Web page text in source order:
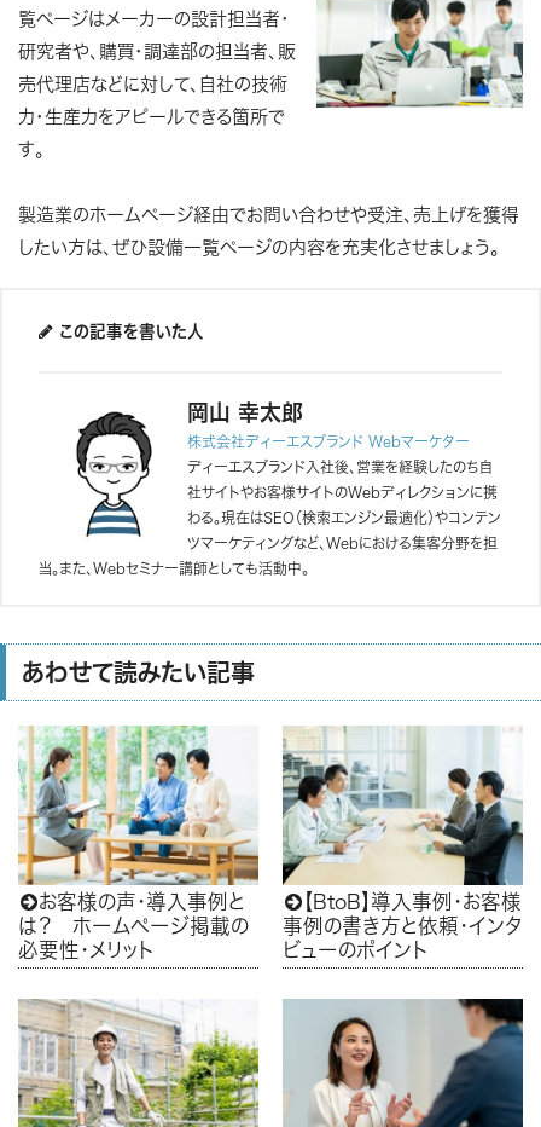
覧ページはメーカーの設計担当者・
研究者や、購買・調達部の担当者、販
売代理店などに対して、自社の技術
力・生産力をアピールできる箇所で
す。
製造業のホームページ経由でお問い合わせや受注、売上げを獲得
したい方は、ぜひ設備一覧ページの内容を充実化させましょう。
 この記事を書いた人
岡山 幸太郎
株式会社ディーエスブランド Webマーケター
ディーエスブランド入社後、営業を経験したのち自
社サイトやお客様サイトのWebディレクションに携
わる。現在はSEO（検索エンジン最適化）やコンテン
ツマーケティングなど、Webにおける集客分野を担
当。 また、Webセミナー講師としても活動中。
あわせて読みたい記事
お客様の声・導入事例と
は？ ホームページ掲載の
必要性・メリット
 【BtoB】導入事例・お客様
事例の書き方と依頼・インタ
ビューのポイント